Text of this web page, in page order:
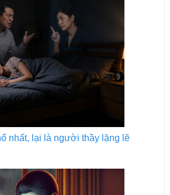
nhất, lại là người thầy lặng lẽ